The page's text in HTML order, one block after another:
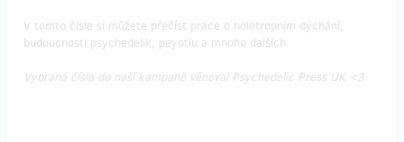
V tomto čísle si můžete přečíst práce o holotropním dýchání,
budoucnosti psychedelik, peyotlu a mnoho dalších.
Vybraná čísla do naší kampaně věnoval Psychedelic Press UK <3